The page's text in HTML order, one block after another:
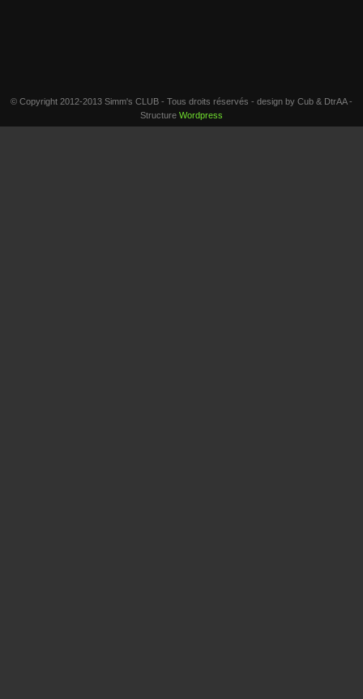
© Copyright 2012-2013 Simm's CLUB - Tous droits réservés - design by Cub & DtrAA -
Structure Wordpress